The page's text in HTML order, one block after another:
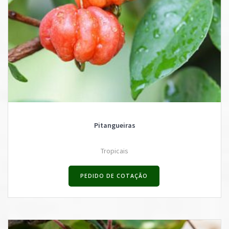
Pitangueiras
Tropicais
PEDIDO DE COTAÇÃO